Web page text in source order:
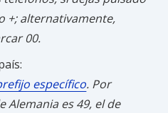
+; alternativamente,
00.
específico. Por
Alemania es 49, el de